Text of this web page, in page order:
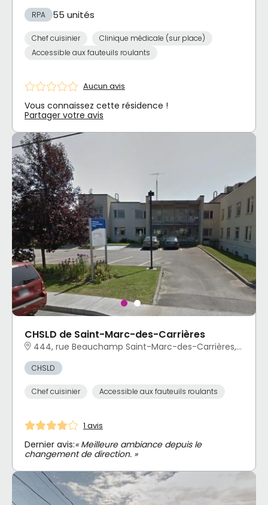
RPA 55 unités
Chef cuisinier
Clinique médicale (sur place)
Accessible aux fauteuils roulants
Aucun avis
Vous connaissez cette résidence !
Partager votre avis
CHSLD de Saint-Marc-des-Carrières
444, rue Beauchamp Saint-Marc-des-Carrières, QC
CHSLD
Chef cuisinier Accessible aux fauteuils roulants
1 avis
Dernier avis:« Meilleure ambiance depuis le
changement de direction. »